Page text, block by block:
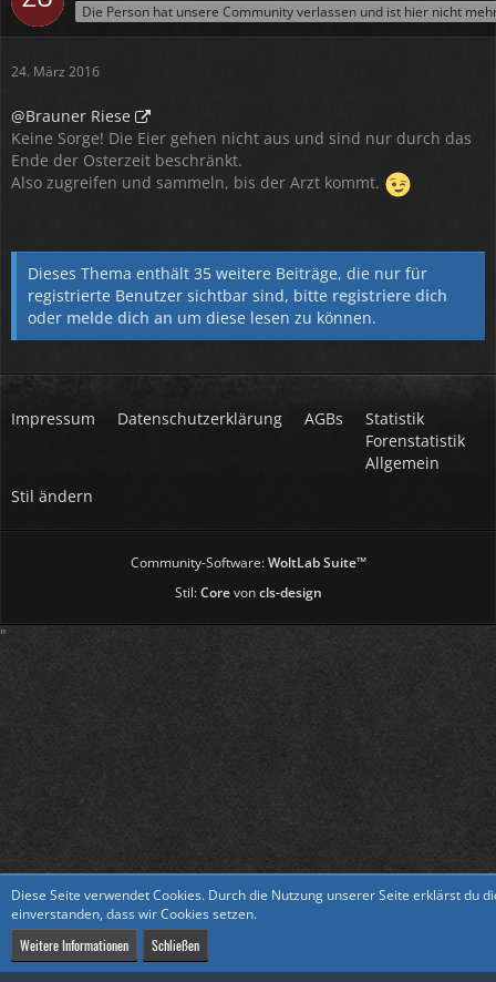
Die Person hat unsere Community verlassen und ist hier nicht
24. März 2016
@Brauner Riese
Keine Sorge! Die Eier gehen nicht aus und sind nur durch das
Ende der Osterzeit beschränkt.
Also zugreifen und sammeln, bis der Arzt kommt.
Dieses Thema enthält 35 weitere Beiträge, die nur für
registrierte Benutzer sichtbar sind, bitte registriere dich
oder melde dich an um diese lesen zu können.
Stil ändern
Impressum Datenschutzerklärung AGBs
Statistik
Forenstatistik
Allgemein
Community-Software:WoltLab Suite™
Stil:Corevoncls-design
Diese Seite verwendet Cookies. Durch die Nutzung unserer Seite erklärst du
einverstanden, dass wir Cookies setzen.
Weitere Informationen
Schließen
"